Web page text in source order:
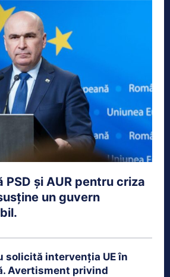
PSD și AUR pentru criza
un guvern
solicită intervenția UE în
Avertisment privind